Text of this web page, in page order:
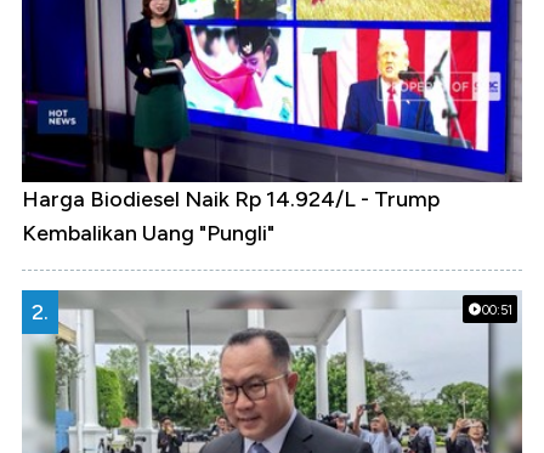
Harga Biodiesel Naik Rp 14.924/L - Trump
Kembalikan Uang "Pungli"
00:51
2.